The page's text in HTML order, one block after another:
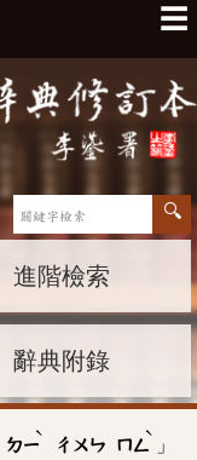
☰
進階檢索
辭典附錄
ㄉㄧ
ˋ
ㄔㄨㄣ ㄇㄥ
ˋ
」